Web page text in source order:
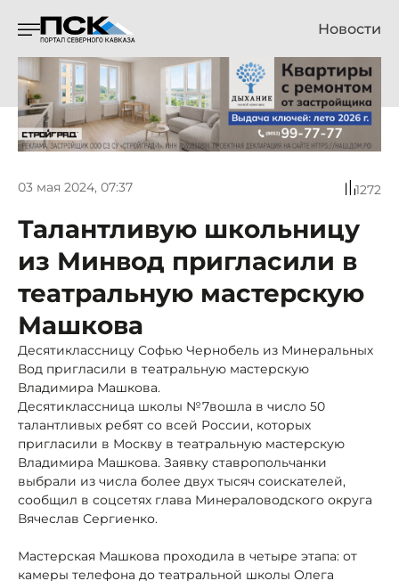
Новости
03 мая 2024, 07:37 1272
Талантливую школьницу
из Минвод пригласили в
театральную мастерскую
Машкова
Десятиклассницу Софью Чернобель из Минеральных
Вод пригласили в театральную мастерскую
Владимира Машкова.
Десятиклассница школы №7вошла в число 50
талантливых ребят со всей России, которых
пригласили в Москву в театральную мастерскую
Владимира Машкова. Заявку ставропольчанки
выбрали из числа более двух тысяч соискателей,
сообщил в соцсетях глава Минераловодского округа
Вячеслав Сергиенко.
Мастерская Машкова проходила в четыре этапа: от
камеры телефона до театральной школы Олега